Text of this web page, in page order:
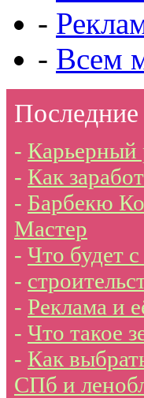
-
- Всем
Последние
- Карьерный
- Как
- Барбекю
Мастер
- Что будет
-
- Реклама и
- Что такое
- Как
СПб и